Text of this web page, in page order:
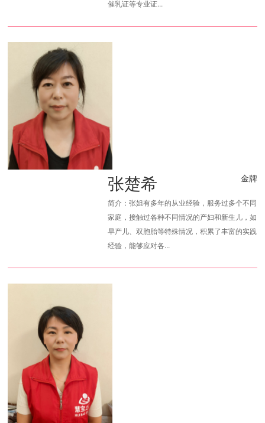
催乳证等专业证...
张楚希 金牌
简介：张姐有多年的从业经验，服务过多个不同
家庭，接触过各种不同情况的产妇和新生儿，如
早产儿、双胞胎等特殊情况，积累了丰富的实践
经验，能够应对各...